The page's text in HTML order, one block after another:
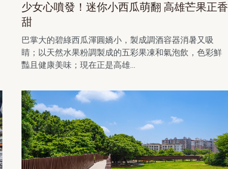
少女心噴發！迷你小西瓜萌翻 高雄芒果正香
甜
巴掌大的碧綠西瓜渾圓嬌小，製成調酒容器消暑又吸
睛；以天然水果粉調製成的五彩果凍和氣泡飲，色彩鮮
豔且健康美味；現在正是高雄...